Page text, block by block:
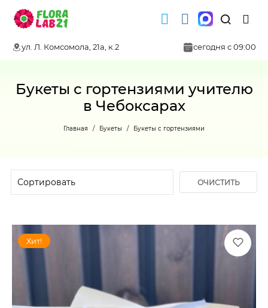
ул. Л. Комсомола, 21а, к.2 сегодня с 09:00
Букеты с гортензиями учителю
в Чебоксарах
Главная Букеты Букеты с гортензиями
ОЧИСТИТЬ
Хит!